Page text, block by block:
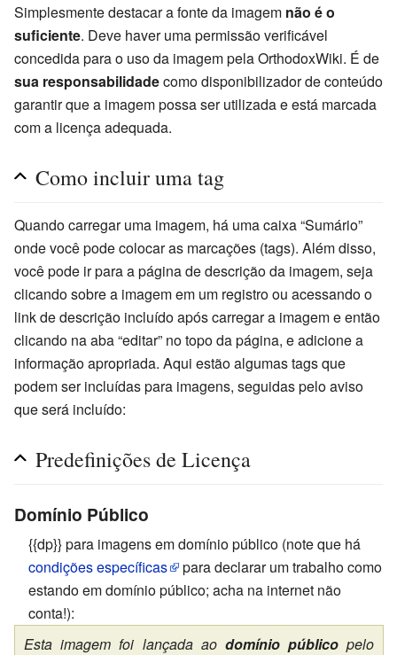
Simplesmente destacar a fonte da imagem não é o
suficiente. Deve haver uma permissão verificável
concedida para o uso da imagem pela OrthodoxWiki. É de
sua responsabilidadecomo disponibilizador de conteúdo
garantir que a imagem possa ser utilizada e está marcada
com a licença adequada.
Como incluir uma tag
Quando carregar uma imagem, há uma caixa “Sumário”
onde você pode colocar as marcações (tags). Além disso,
você pode ir para a página de descrição da imagem, seja
clicando sobre a imagem em um registro ou acessando o
link de descrição incluído após carregar a imagem e então
clicando na aba “editar” no topo da página, e adicione a
informação apropriada. Aqui estão algumas tags que
podem ser incluídas para imagens, seguidas pelo aviso
que será incluído:
Predefinições de Licença
Domínio Público
{{dp}} para imagens em domínio público (note que há
condições específicas
para declarar um trabalho como
estando em domínio público; acha na internet não
conta!):
Esta imagem foi lançada ao domínio público pelo